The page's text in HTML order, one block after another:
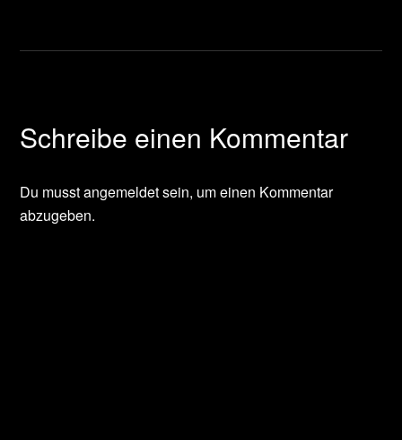
Schreibe einen Kommentar
Du musstangemeldetsein, um einen Kommentar
abzugeben.